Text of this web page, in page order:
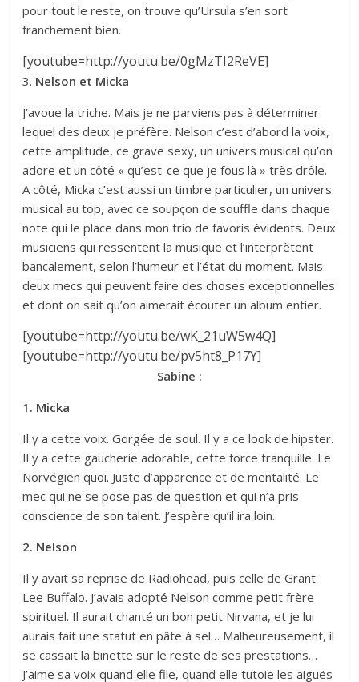
pour tout le reste, on trouve qu’Ursula s’en sort
franchement bien.
[youtube=http://youtu.be/0gMzTI2ReVE]
3. Nelson et Micka
J’avoue la triche. Mais je ne parviens pas à déterminer
lequel des deux je préfère. Nelson c’est d’abord la voix,
cette amplitude, ce grave sexy, un univers musical qu’on
adore et un côté « qu’est-ce que je fous là » très drôle.
A côté, Micka c’est aussi un timbre particulier, un univers
musical au top, avec ce soupçon de souffle dans chaque
note qui le place dans mon trio de favoris évidents. Deux
musiciens qui ressentent la musique et l’interprètent
bancalement, selon l’humeur et l’état du moment. Mais
deux mecs qui peuvent faire des choses exceptionnelles
et dont on sait qu’on aimerait écouter un album entier.
[youtube=http://youtu.be/wK_21uW5w4Q]
[youtube=http://youtu.be/pv5ht8_P17Y]
Sabine :
1. Micka
Il y a cette voix. Gorgée de soul. Il y a ce look de hipster.
Il y a cette gaucherie adorable, cette force tranquille. Le
Norvégien quoi. Juste d’apparence et de mentalité. Le
mec qui ne se pose pas de question et qui n’a pris
conscience de son talent. J’espère qu’il ira loin.
2. Nelson
Il y avait sa reprise de Radiohead, puis celle de Grant
Lee Buffalo. J’avais adopté Nelson comme petit frère
spirituel. Il aurait chanté un bon petit Nirvana, et je lui
aurais fait une statut en pâte à sel… Malheureusement, il
se cassait la binette sur le reste de ses prestations…
J’aime sa voix quand elle file, quand elle tutoie les aiguës